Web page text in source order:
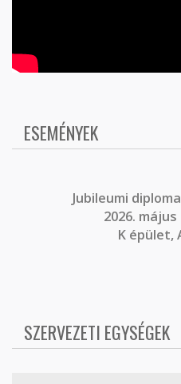
ESEMÉNYEK
Jubileumi
2026.
K épület,
SZERVEZETI EGYSÉGEK